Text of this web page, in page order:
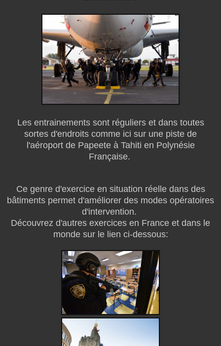
Les entrainements sont réguliers et dans toutes
sortes d'endroits comme ici sur une piste de
l'aéroport de Papeete à Tahiti en Polynésie
Française.
Ce genre d'exercice en situation réelle dans des
bâtiments permet d'améliorer des modes opératoires
d'intervention.
Découvrez d'autres exercices en France et dans le
monde sur le lien ci-dessous: